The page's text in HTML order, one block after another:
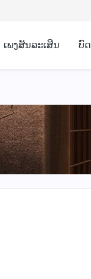
ເພງສັນລະເສີນ ບົ